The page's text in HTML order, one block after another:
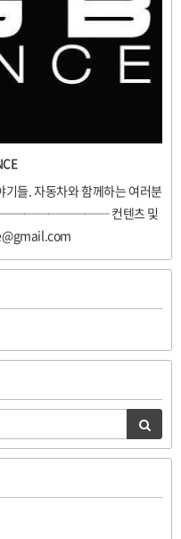
들. 자동차와 함께하는 여러분
. ─────────── 컨텐츠 및